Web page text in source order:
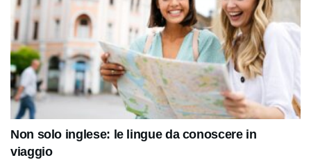
Non solo inglese: le lingue da conoscere in
viaggio